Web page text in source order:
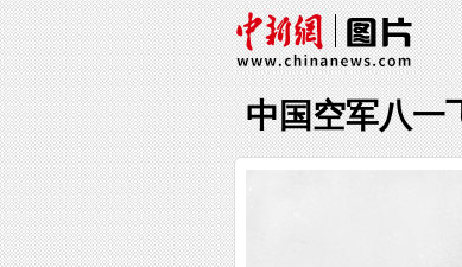
中国空军八一